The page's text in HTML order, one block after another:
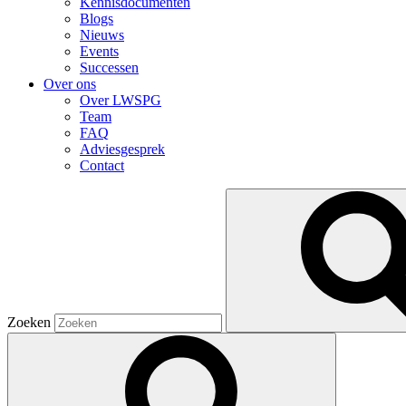
Blogs
Nieuws
Events
Successen
Over ons
Over LWSPG
Team
FAQ
Adviesgesprek
Contact
Zoeken